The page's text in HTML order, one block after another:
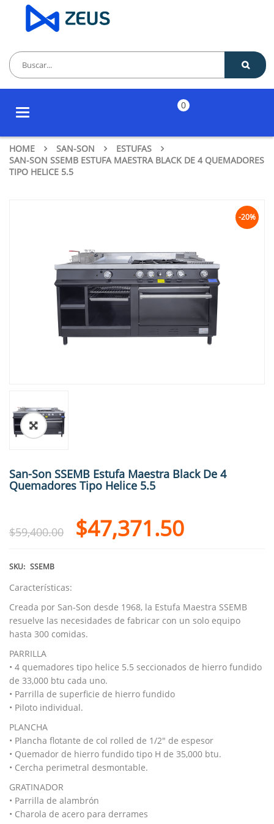
Toggle
0
HOME SAN-SON
ESTUFAS
SAN-SON SSEMB ESTUFA MAESTRA BLACK DE 4 QUEMADORES
TIPO HELICE 5.5
-20%
🔍
San-Son SSEMB Estufa Maestra Black De 4
Quemadores Tipo Helice 5.5
$59,400.00 $47,371.50
SKU: SSEMB
Características:
Creada por San-Son desde 1968, la Estufa Maestra SSEMB
resuelve las necesidades de fabricar con un solo equipo
hasta 300 comidas.
PARRILLA
• 4 quemadores tipo helice 5.5 seccionados de hierro fundido
de 33,000 btu cada uno.
• Parrilla de superficie de hierro fundido
• Piloto individual.
PLANCHA
• Plancha flotante de col rolled de 1/2″ de espesor
• Quemador de hierro fundido tipo H de 35,000 btu.
• Cercha perimetral desmontable.
GRATINADOR
• Parrilla de alambrón
• Charola de acero para derrames